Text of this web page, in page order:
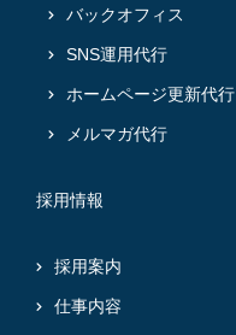
バックオフィス
SNS運用代行
ホームページ更新代行
メルマガ代行
採用情報
採用案内
仕事内容